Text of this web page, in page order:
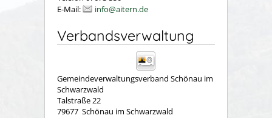
E-Mail:
info@aitern.de
Verbandsverwaltung
Gemeindeverwaltungsverband Schönau im
Schwarzwald
Talstraße 22
79677 Schönau im Schwarzwald